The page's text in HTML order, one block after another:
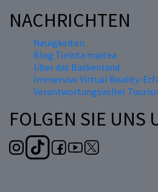
NACHRICHTEN
Neuigkeiten
Blog Turista maitea
Über das Baskenland
Immersive Virtual Reality-
Verantwortungsvoller
FOLGEN SIE UNS